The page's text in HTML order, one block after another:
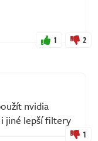
1 2
nvidia
jiné lepší filtery
1